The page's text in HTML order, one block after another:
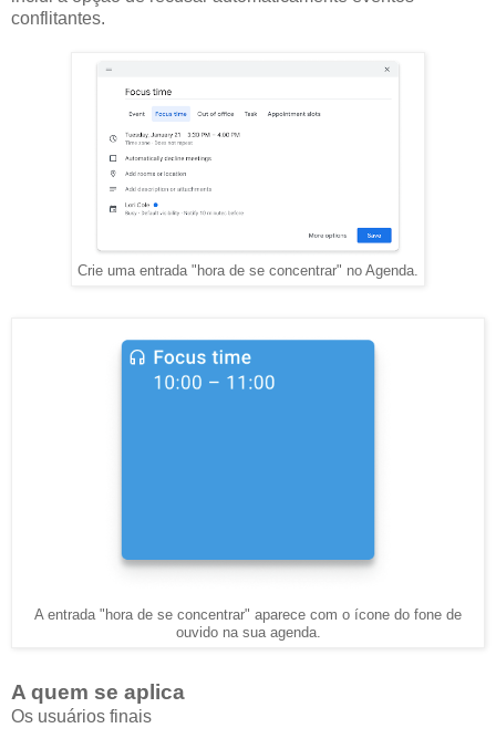
conflitantes.
Crie uma entrada "hora de se concentrar" no Agenda.
A entrada "hora de se concentrar" aparece com o ícone do fone de
ouvido na sua agenda.
A quem se aplica
Os usuários finais